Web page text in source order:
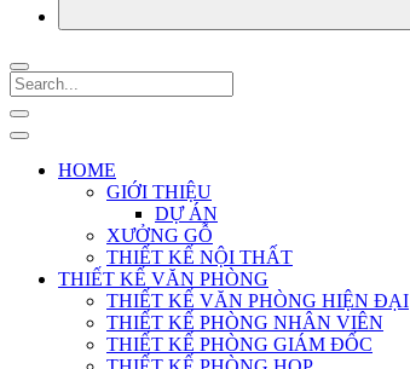
HOME
GIỚI THIỆU
DỰ ÁN
XƯỞNG GỖ
THIẾT KẾ NỘI THẤT
THIẾT KẾ VĂN PHÒNG
THIẾT KẾ VĂN PHÒNG HIỆN ĐẠI
THIẾT KẾ PHÒNG NHÂN VIÊN
THIẾT KẾ PHÒNG GIÁM ĐỐC